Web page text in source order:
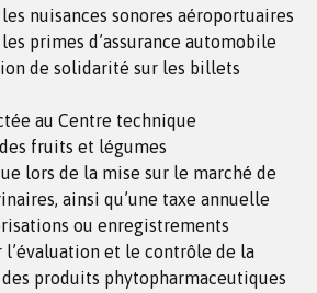
nuisances sonores aéroportuaires
primes d’assurance automobile
de solidarité sur les billets
au Centre technique
fruits et légumes
lors de la mise sur le marché de
ainsi qu’une taxe annuelle
ou enregistrements
l’évaluation et le contrôle de la
produits phytopharmaceutiques